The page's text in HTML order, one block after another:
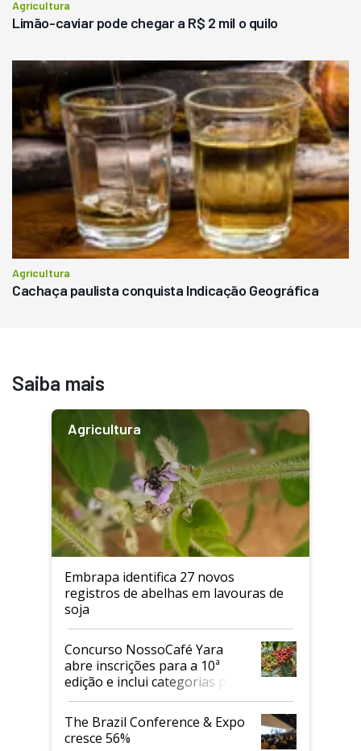
Agricultura
Limão-caviar pode chegar a R$ 2 mil o quilo
Agricultura
Cachaça paulista conquista Indicação Geográfica
Saiba mais
Agricultura
Embrapa identifica 27 novos
registros de abelhas em lavouras de
soja
Concurso NossoCafé Yara
abre inscrições para a 10ª
edição e inclui categorias para
cafés Canephora
The Brazil Conference & Expo
cresce 56%